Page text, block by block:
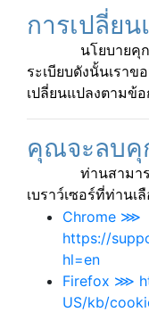
การเปลี่ย
นโยบายคุกกี้นี้อ
ระเบียบดังนั้นเรา
เปลี่ยนแปลงตามข้
คุณจะลบคุ
ท่านสามารถลบ
เบราว์เซอร์ที่ท่านเ
Chrome ⋙
https://
hl=en
Firefox ⋙
US/kb/